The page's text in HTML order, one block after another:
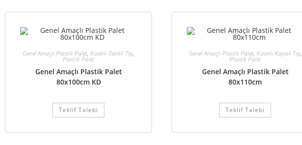
Genel Amaçlı Plastik Palet, Kızaklı Delikli Tip,
Plastik Palet
Genel Amaçlı Plastik Palet
80x100cm KD
Teklif Talebi
Genel Amaçlı Plastik Palet, Kızaklı Kapalı Tip,
Plastik Palet
Genel Amaçlı Plastik Palet
80x110cm
Teklif Talebi